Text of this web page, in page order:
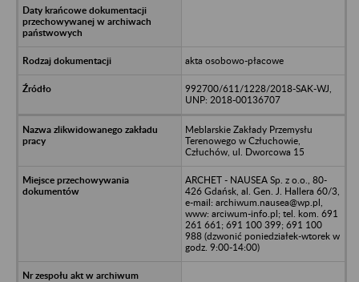
akta osobowo-płacowe
992700/611/1228/2018-SAK-WJ,
UNP: 2018-00136707
Meblarskie Zakłady Przemysłu
Terenowego w Człuchowie,
Człuchów, ul. Dworcowa 15
ARCHET - NAUSEA Sp. z o.o., 80-
426 Gdańsk, al. Gen. J. Hallera 60/3,
e-mail: archiwum.nausea@wp.pl,
www: arciwum-info.pl; tel. kom. 691
261 661; 691 100 399; 691 100
988 (dzwonić poniedziałek-wtorek w
godz. 9:00-14:00)